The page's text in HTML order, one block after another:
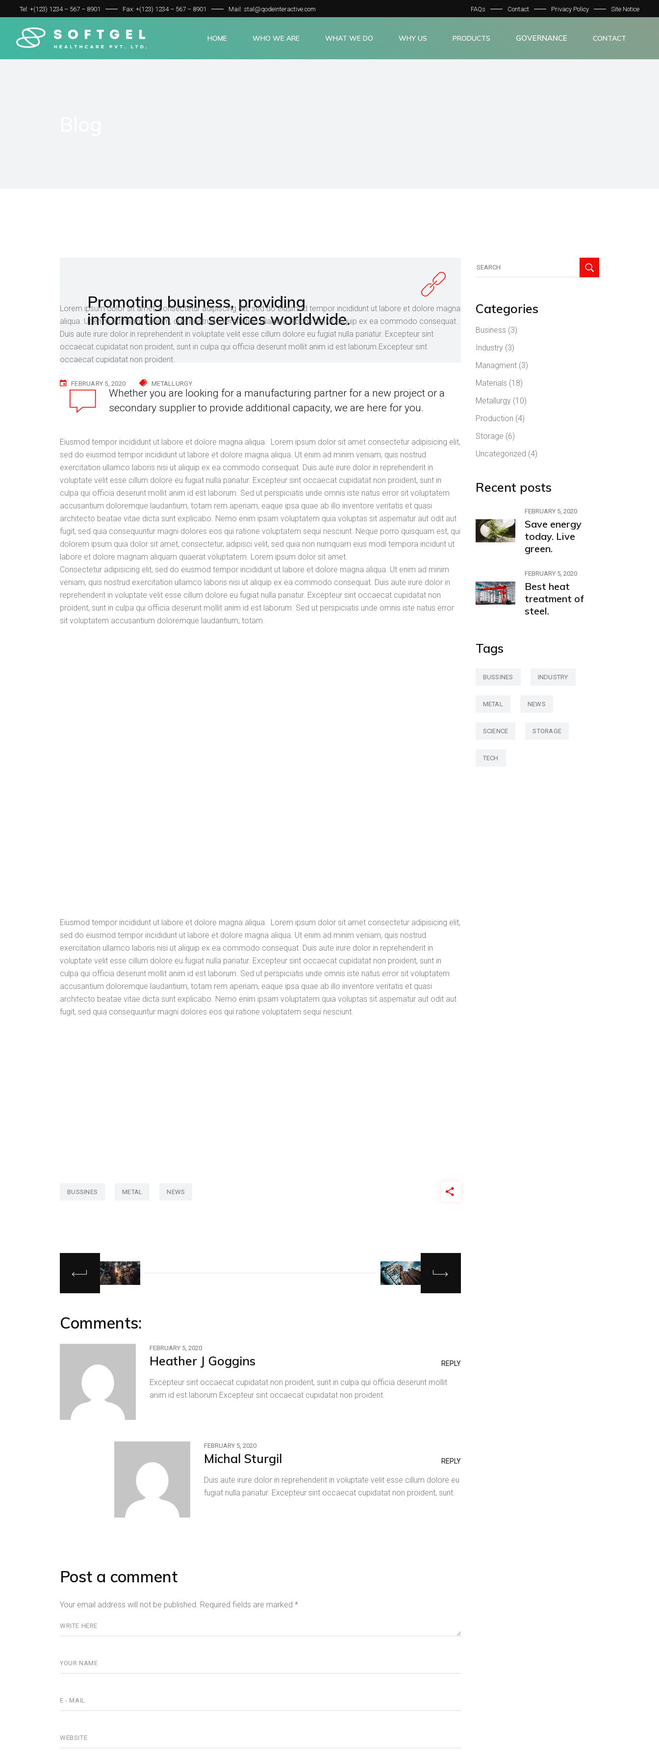
Tel: +(123) 1234 – 567 – 8901 Fax: +(123) 1234 – 567 – 8901 Mail: stal@qodeinteractive.com FAQs Contact Privacy Policy Site Notice
HOME WHO WE ARE WHAT WE DO WHY US PRODUCTS GOVERNANCE CONTACT
Promoting business, providing
information and services worldwide.
FEBRUARY 5, 2020 METALLURGY
Lorem ipsum dolor sit amet, consectetur adipiscing elit, sed do eiusmod tempor incididunt ut labore et dolore magna
aliqua. Ut enim ad minim veniam, quis nostrud exercitation ullamco laboris nisi ut aliquip ex ea commodo consequat.
Duis aute irure dolor in reprehenderit in voluptate velit esse cillum dolore eu fugiat nulla pariatur. Excepteur sint
occaecat cupidatat non proident, sunt in culpa qui officia deserunt mollit anim id est laborum.Excepteur sint
occaecat cupidatat non proident.
Whether you are looking for a manufacturing partner for a new project or a
secondary supplier to provide additional capacity, we are here for you.
Eiusmod tempor incididunt ut labore et dolore magna aliqua. Lorem ipsum dolor sit amet consectetur adipisicing elit,
sed do eiusmod tempor incididunt ut labore et dolore magna aliqua. Ut enim ad minim veniam, quis nostrud
exercitation ullamco laboris nisi ut aliquip ex ea commodo consequat. Duis aute irure dolor in reprehenderit in
voluptate velit esse cillum dolore eu fugiat nulla pariatur. Excepteur sint occaecat cupidatat non proident, sunt in
culpa qui officia deserunt mollit anim id est laborum. Sed ut perspiciatis unde omnis iste natus error sit voluptatem
accusantium doloremque laudantium, totam rem aperiam, eaque ipsa quae ab illo inventore veritatis et quasi
architecto beatae vitae dicta sunt explicabo. Nemo enim ipsam voluptatem quia voluptas sit aspernatur aut odit aut
fugit, sed quia consequuntur magni dolores eos qui ratione voluptatem sequi nesciunt. Neque porro quisquam est, qui
dolorem ipsum quia dolor sit amet, consectetur, adipisci velit, sed quia non numquam eius modi tempora incidunt ut
labore et dolore magnam aliquam quaerat voluptatem. Lorem ipsum dolor sit amet.
Consectetur adipisicing elit, sed do eiusmod tempor incididunt ut labore et dolore magna aliqua. Ut enim ad minim
veniam, quis nostrud exercitation ullamco laboris nisi ut aliquip ex ea commodo consequat. Duis aute irure dolor in
reprehenderit in voluptate velit esse cillum dolore eu fugiat nulla pariatur. Excepteur sint occaecat cupidatat non
proident, sunt in culpa qui officia deserunt mollit anim id est laborum. Sed ut perspiciatis unde omnis iste natus error
sit voluptatem accusantium doloremque laudantium, totam.
Eiusmod tempor incididunt ut labore et dolore magna aliqua. Lorem ipsum dolor sit amet consectetur adipisicing elit,
sed do eiusmod tempor incididunt ut labore et dolore magna aliqua. Ut enim ad minim veniam, quis nostrud
exercitation ullamco laboris nisi ut aliquip ex ea commodo consequat. Duis aute irure dolor in reprehenderit in
voluptate velit esse cillum dolore eu fugiat nulla pariatur. Excepteur sint occaecat cupidatat non proident, sunt in
culpa qui officia deserunt mollit anim id est laborum. Sed ut perspiciatis unde omnis iste natus error sit voluptatem
accusantium doloremque laudantium, totam rem aperiam, eaque ipsa quae ab illo inventore veritatis et quasi
architecto beatae vitae dicta sunt explicabo. Nemo enim ipsam voluptatem quia voluptas sit aspernatur aut odit aut
fugit, sed quia consequuntur magni dolores eos qui ratione voluptatem sequi nesciunt.
BUSSINES METAL NEWS
Comments:
FEBRUARY 5, 2020
Heather J Goggins REPLY
Excepteur sint occaecat cupidatat non proident, sunt in culpa qui officia deserunt mollit
anim id est laborum.Excepteur sint occaecat cupidatat non proident.
FEBRUARY 5, 2020
Michal Sturgil REPLY
Duis aute irure dolor in reprehenderit in voluptate velit esse cillum dolore eu
fugiat nulla pariatur. Excepteur sint occaecat cupidatat non proident, sunt.
Post a comment
Your email address will not be published. Required fields are marked *
Categories
Business (3)
Industry(3)
Managment(3)
Materials (18)
Metallurgy(10)
Production (4)
Storage (6)
Uncategorized (4)
Recent posts
FEBRUARY 5, 2020
Save energy
today. Live
green.
FEBRUARY 5, 2020
Best heat
treatment of
steel.
Tags
BUSSINES INDUSTRY
METAL NEWS
SCIENCE STORAGE
TECH